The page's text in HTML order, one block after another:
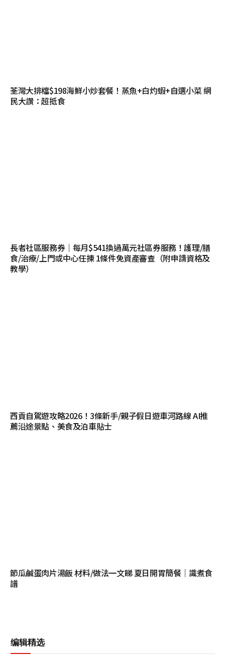
荃灣大排檔$198海鮮小炒套餐！蒸魚+白灼蝦+自選小菜 網
民大讚：超抵食
長者社區服務券｜每月$541換過萬元社區券服務！護理/膳
食/治療/上門或中心任揀 1條件免資產審查（附申請資格及
教學）
西貢自駕遊攻略2026！3條新手/親子假日遊車河路線 AI推
薦沿途景點、美食及泊車貼士
節瓜鹹蛋肉片湯飯 材料/做法一文睇 夏日開胃簡餐｜識煮食
譜
编辑精选